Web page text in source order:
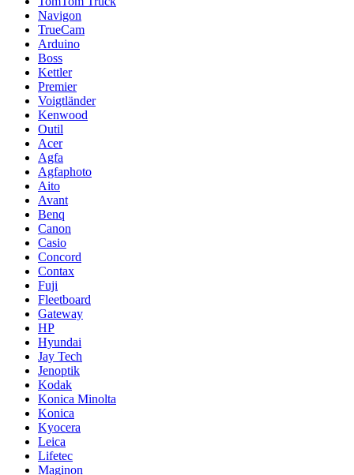
Navigon
TrueCam
Arduino
Boss
Kettler
Premier
Voigtländer
Kenwood
Outil
Acer
Agfa
Agfaphoto
Aito
Avant
Benq
Canon
Casio
Concord
Contax
Fuji
Fleetboard
Gateway
HP
Hyundai
Jay Tech
Jenoptik
Kodak
Konica Minolta
Konica
Kyocera
Leica
Lifetec
Maginon